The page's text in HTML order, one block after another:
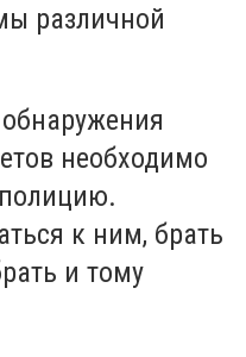
различной
необходимо
к ним, брать
и тому